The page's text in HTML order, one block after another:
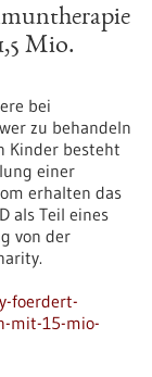
Mio.
bei
zu behandeln
Kinder besteht
einer
erhalten das
als Teil eines
von der
foerdert-
mit-15-mio-